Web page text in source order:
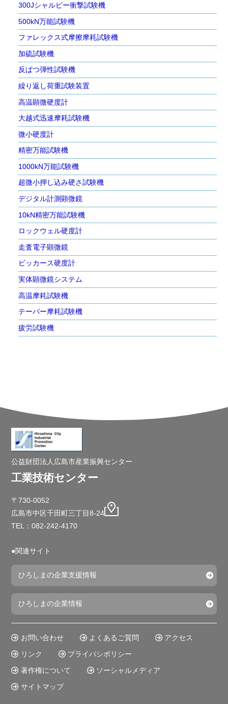
300Jシャルピー衝撃試験機
500kN万能試験機
ファレックス式摩擦摩耗試験機
加硫試験機
反ぱつ弾性試験機
繰り返し荷重試験装置
高温顕微硬度計
大越式迅速摩耗試験機
微小硬度計
精密万能試験機
1000kN万能試験機
超微小押し込み硬さ試験機
デジタル計測顕微鏡
10kN精密万能試験機
ロックウェル硬度計
走査電子顕微鏡
ビッカース硬度計
実体顕微鏡システム
高温摩耗試験機
テーバー摩耗試験機
疲労試験機
公益財団法人広島市産業振興センター
工業技術センター
〒730-0052
広島市中区千田町三丁目8-24
TEL：082-242-4170
●関連サイト
ひろしまの企業支援情報
ひろしまの企業情報
お問い合わせ よくあるご質問
アクセス
リンク
プライバシポリシー
著作権について
ソーシャルメディア
サイトマップ